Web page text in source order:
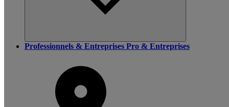
Professionnels & Entreprises Pro & Entreprises